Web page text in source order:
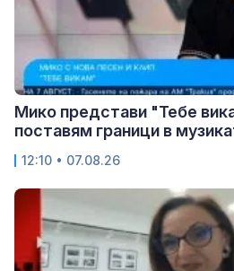
Мико представи "Тебе
поставям граници в
12:10 • 07.08.26